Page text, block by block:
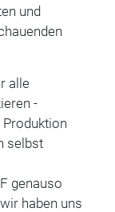
und
alle
-
selbst
genauso
haben uns